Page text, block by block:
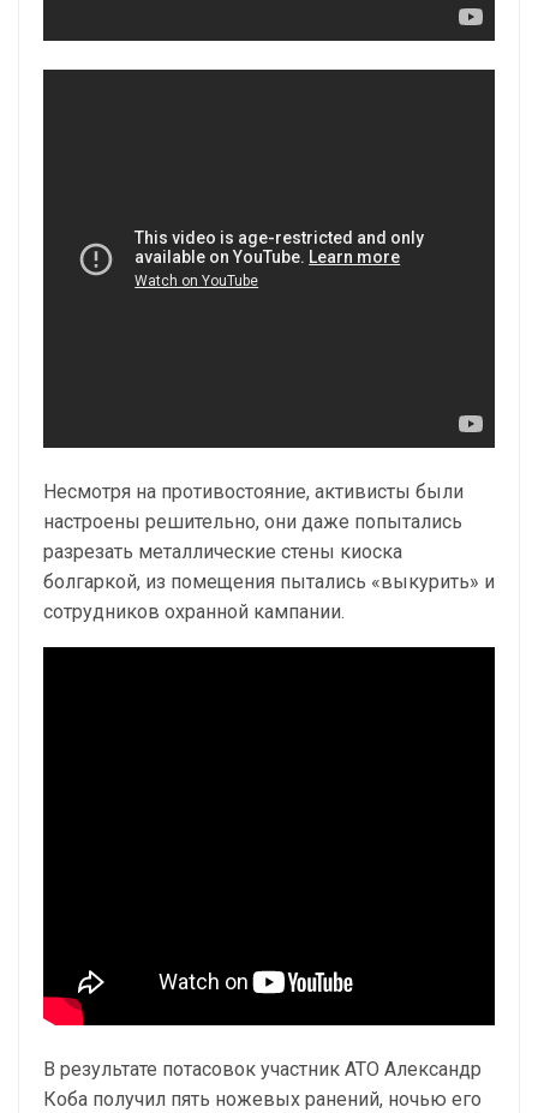
Несмотря на противостояние, активисты были
настроены решительно, они даже попытались
разрезать металлические стены киоска
болгаркой, из помещения пытались «выкурить» и
сотрудников охранной кампании.
В результате потасовок участник АТО Александр
Коба получил пять ножевых ранений, ночью его